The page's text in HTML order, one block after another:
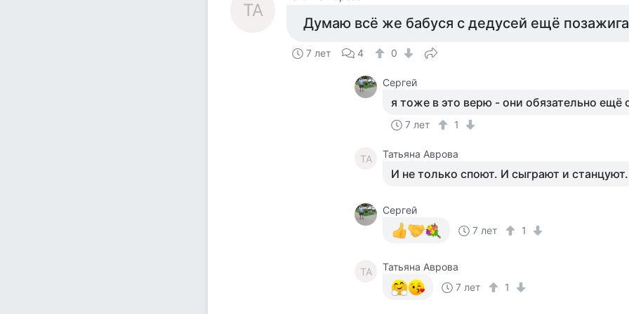
ТА
Думаю всё же бабуся с дедусей ещё
7 лет 4 0
Сергей
я тоже в это верю - они обязательно ещё
7 лет 1
ТА Татьяна Аврова
И не только споют. И сыграют и станцуют.
Сергей
7 лет
1
ТА
Татьяна Аврова
7 лет
1